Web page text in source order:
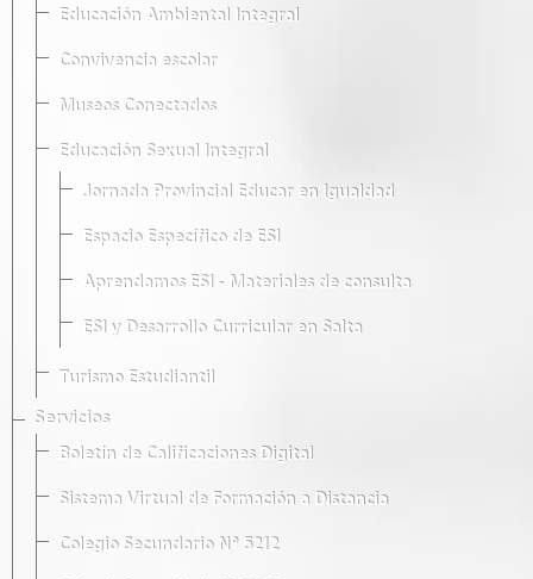
Educación Ambiental Integral
Convivencia escolar
Museos Conectados
Educación Sexual Integral
Jornada Provincial Educar en Igualdad
Espacio Específico de ESI
Aprendamos ESI - Materiales de consulta
ESI y Desarrollo Curricular en Salta
Turismo Estudiantil
Servicios
Boletín de Calificaciones Digital
Sistema Virtual de Formación a Distancia
Colegio Secundario Nº 5212